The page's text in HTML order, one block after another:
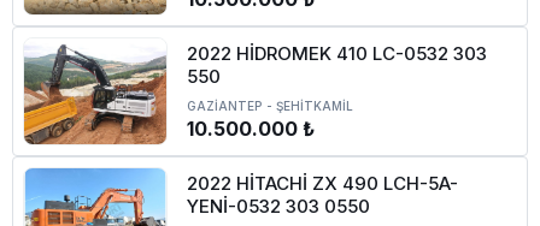
2022 HİDROMEK 410 LC-0532 303
550
GAZİANTEP - ŞEHİTKAMİL
10.500.000 ₺
2022 HİTACHİ ZX 490 LCH-5A-
YENİ-0532 303 0550